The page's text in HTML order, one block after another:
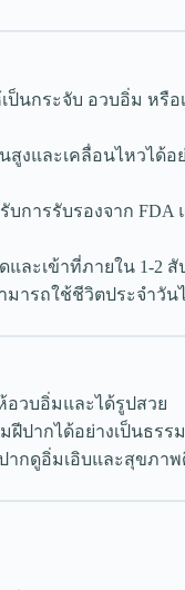
ป็นกระจับ อวบอิ่ม หรื
สูงและเคลื่อนไหวได้
รับการรับรองจาก FDA
ละเข้าที่ภายใน 1-2 สั
มารถใช้ชีวิตประจำวัน
อวบอิ่มและได้รูปสวย
ฝีปากได้อย่างเป็นธรร
ากดูอิ่มเอิบและสุขภาพ